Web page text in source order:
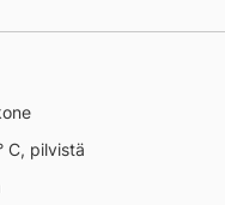
C, pilvistä